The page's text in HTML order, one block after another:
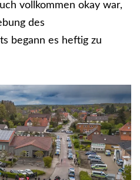
vollkommen okay war,
des
begann es heftig zu